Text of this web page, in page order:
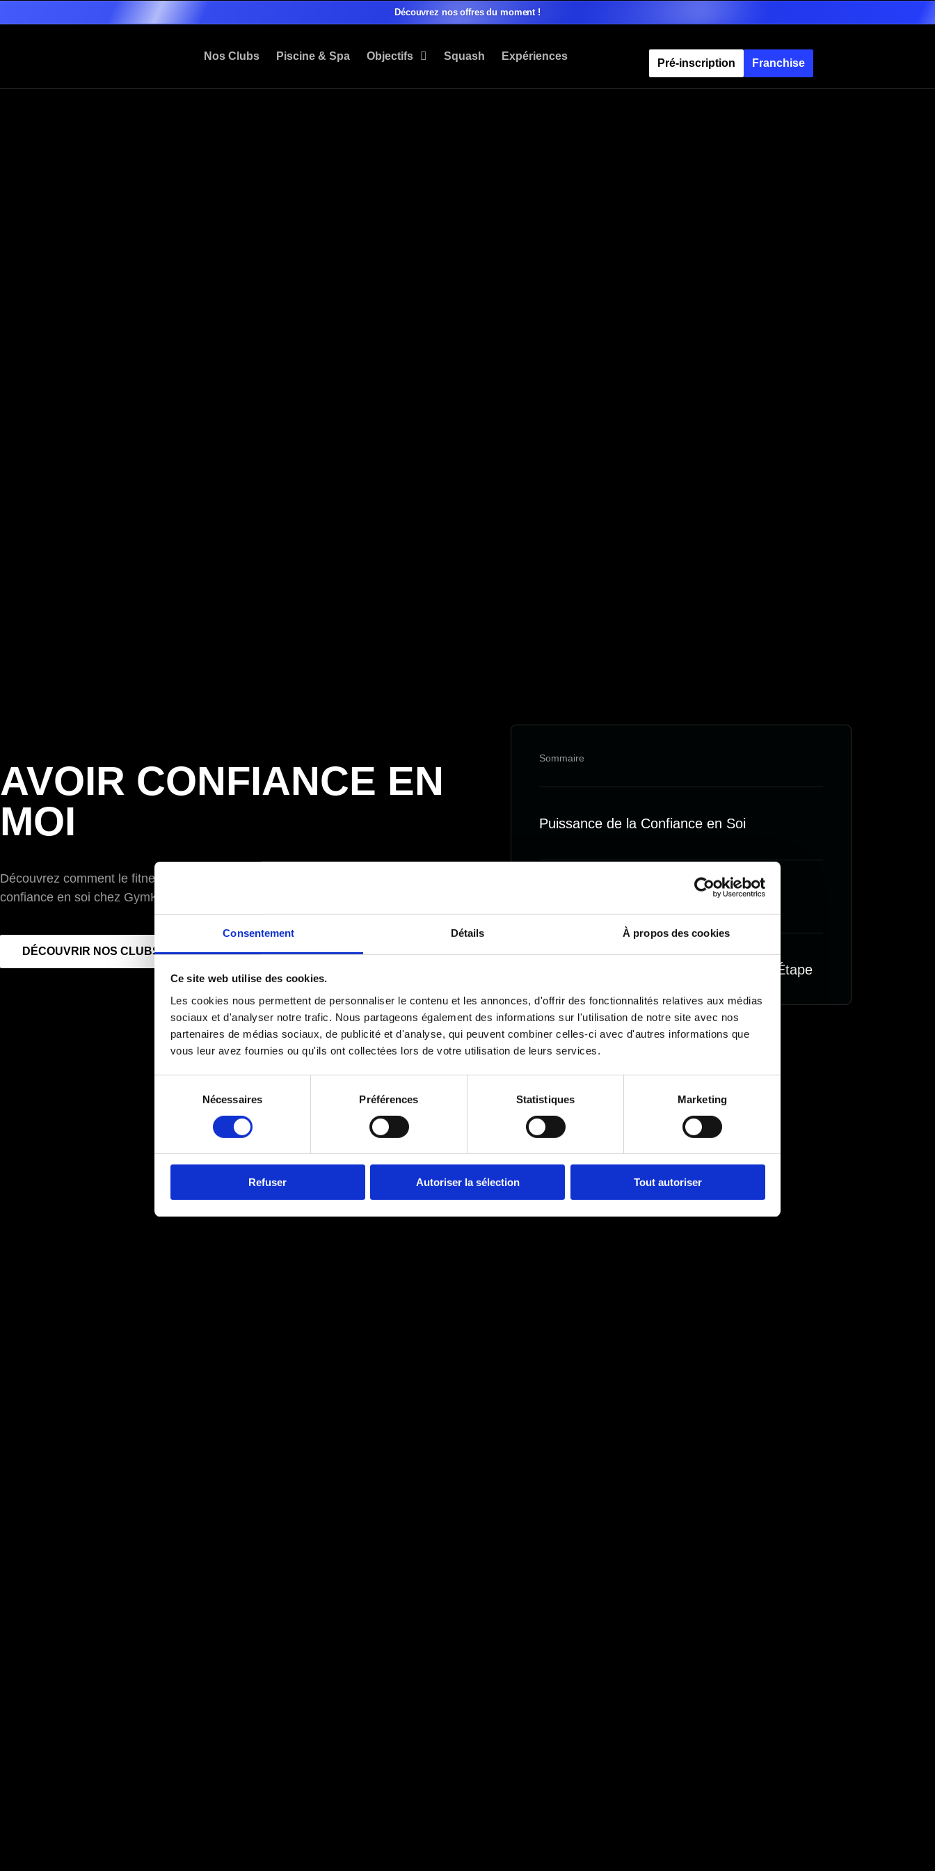
Consentement Détails À propos des cookies
Ce site web utilise des cookies.
Les cookies nous permettent de personnaliser le contenu et les annonces, d'offrir des fonctionnalités relatives aux médias
sociaux et d'analyser notre trafic. Nous partageons également des informations sur l'utilisation de notre site avec nos
partenaires de médias sociaux, de publicité et d'analyse, qui peuvent combiner celles-ci avec d'autres informations que
vous leur avez fournies ou qu'ils ont collectées lors de votre utilisation de leurs services.
consentement
Nécessaires Préférences Statistiques Marketing
Refuser Autoriser la sélection Tout autoriser
Découvrez nosoffres du moment!
Nos Clubs Piscine & Spa Objectifs Squash Expériences
Pré-inscription Franchise
AVOIR CONFIANCE EN
MOI
Découvrez comment le fitness peut être un catalyseur pour cultiver la
confiance en soi chez GymK.
DÉCOUVRIR NOS CLUBS
Sommaire
Puissance de la Confiance en Soi
Épanouissement Personnel à Chaque Étape